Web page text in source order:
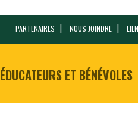
PARTENAIRES NOUS JOINDRE
ÉDUCATEURS ET BÉNÉVOLES